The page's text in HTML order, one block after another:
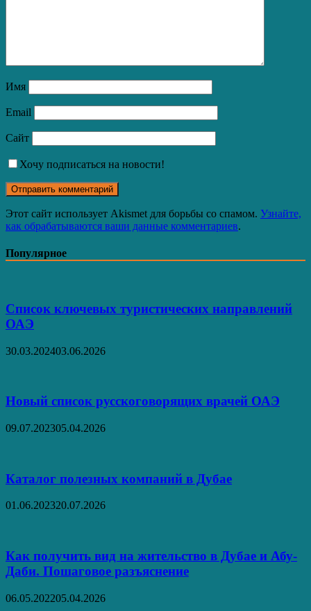
Имя
Email
Сайт
Хочу подписаться на новости!
Этот сайт использует Akismet для борьбы со спамом. Узнайте,
как обрабатываются ваши данные комментариев.
Популярное
Список ключевых туристических направлений
ОАЭ
30.03.202403.06.2026
Новый список русскоговорящих врачей ОАЭ
09.07.202305.04.2026
Каталог полезных компаний в Дубае
01.06.202320.07.2026
Как получить вид на жительство в Дубае и Абу-
Даби. Пошаговое разъяснение
06.05.202205.04.2026